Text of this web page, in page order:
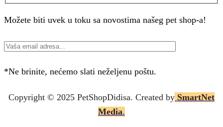
Možete biti uvek u toku sa novostima našeg pet shop-a!
*Ne brinite, nećemo slati neželjenu poštu.
Copyright © 2025 PetShopDidisa. Created by SmartNet
Media.